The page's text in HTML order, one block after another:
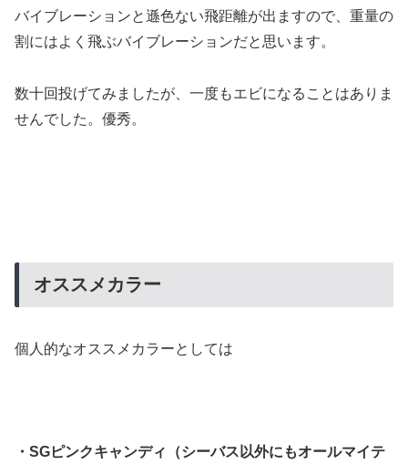
バイブレーションと遜色ない飛距離が出ますので、重量の
割にはよく飛ぶバイブレーションだと思います。
数十回投げてみましたが、一度もエビになることはありま
せんでした。優秀。
オススメカラー
個人的なオススメカラーとしては
・SGピンクキャンディ（シーバス以外にもオールマイテ